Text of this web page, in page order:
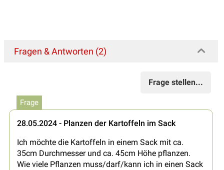
Fragen & Antworten (2)
Frage stellen...
Frage
28.05.2024 - Planzen der Kartoffeln im Sack
Ich möchte die Kartoffeln in einem Sack mit ca.
35cm Durchmesser und ca. 45cm Höhe pflanzen.
Wie viele Pflanzen muss/darf/kann ich in einen Sack